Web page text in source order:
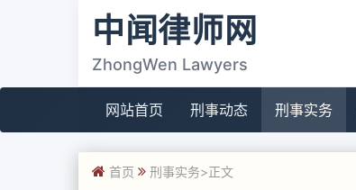
中闻律师网
ZhongWen Lawyers
网站首页 刑事动态 刑事实务
首页 刑事实务>正文